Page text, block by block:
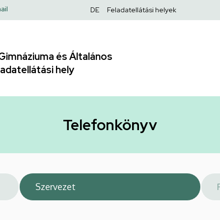
Felső
DE Feladatellátási helyek
és Általános
hely
Telefonkönyv